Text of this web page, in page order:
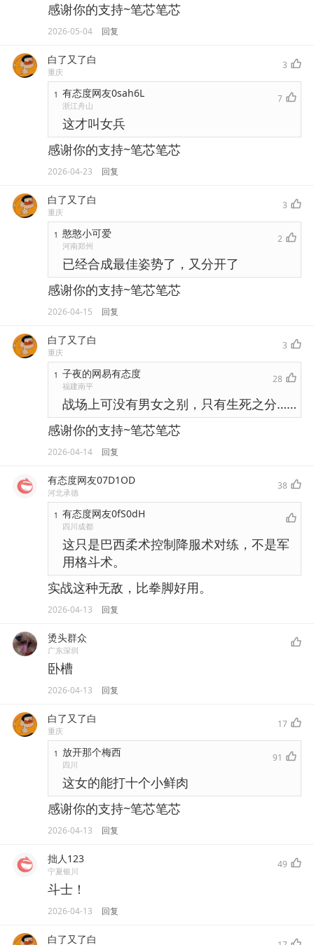
感谢你的支持~笔芯笔芯
2026-05-04 回复
白了又了白
重庆
3
1 有态度网友0sah6L
浙江舟山
7
这才叫女兵
感谢你的支持~笔芯笔芯
2026-04-23 回复
白了又了白
重庆
3
1 憨憨小可爱
河南郑州
2
已经合成最佳姿势了，又分开了
感谢你的支持~笔芯笔芯
2026-04-15 回复
白了又了白
重庆
3
1 子夜的网易有态度
福建南平
28
战场上可没有男女之别，只有生死之分……
感谢你的支持~笔芯笔芯
2026-04-14 回复
有态度网友07D1OD
河北承德
38
1 有态度网友0fS0dH
四川成都
这只是巴西柔术控制降服术对练，不是军
用格斗术。
实战这种无敌，比拳脚好用。
2026-04-13 回复
烫头群众
广东深圳
卧槽
2026-04-13 回复
白了又了白
重庆
17
1 放开那个梅西
四川
91
这女的能打十个小鲜肉
感谢你的支持~笔芯笔芯
2026-04-13 回复
拙人123
宁夏银川
49
斗士！
2026-04-13 回复
白了又了白